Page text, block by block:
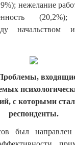
нежелание
(20,2%);
начальством
с которыми
респонденты.
был направлен